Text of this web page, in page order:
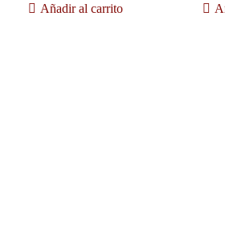
Añadir al carrito